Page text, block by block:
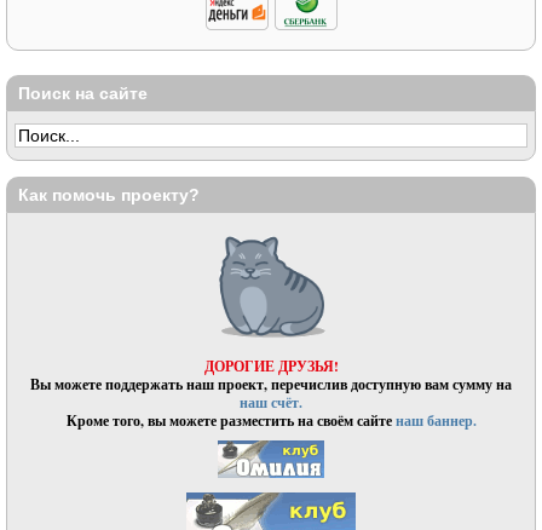
Поиск на сайте
Как помочь проекту?
ДОРОГИЕ ДРУЗЬЯ!
Вы можете поддержать наш проект, перечислив доступную вам сумму на
наш счёт.
Кроме того, вы можете разместить на своём сайтенаш баннер.